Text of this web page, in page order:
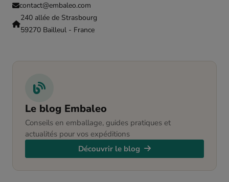
contact@embaleo.com
240 allée de Strasbourg
59270 Bailleul - France
Le blog Embaleo
Conseils en emballage, guides pratiques et
actualités pour vos expéditions
Découvrir le blog